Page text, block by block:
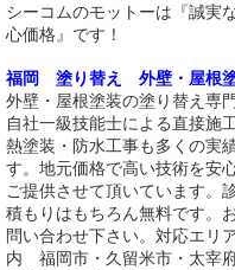
シーコムのモットーは『誠実
心価格』です！
福岡 塗り替え 外壁・屋根
外壁・屋根塗装の塗り替え専
自社一級技能士による直接施
熱塗装・防水工事も多くの実
す。地元価格で高い技術を安
ご提供させて頂いています。
積もりはもちろん無料です。
問い合わせ下さい。対応エリ
内 福岡市・久留米市・太宰